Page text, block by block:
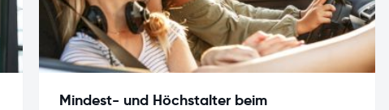
Mindest- und Höchstalter beim